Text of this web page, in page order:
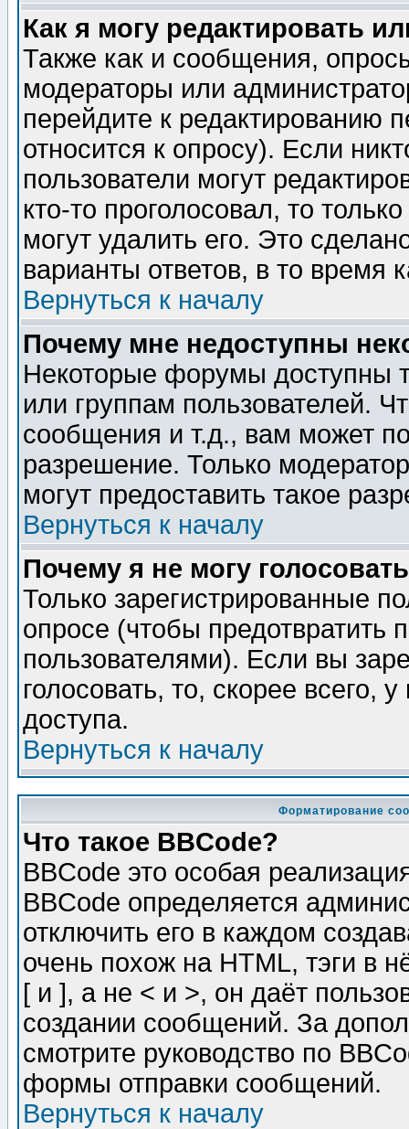
Как я могу редактировать
Также как и сообщения,
модераторы или
перейдите к редактированию
относится к опросу). Если
пользователи могут
кто-то проголосовал, то
могут удалить его. Это
варианты ответов, в то время
Вернуться к началу
Почему мне недоступны
Некоторые форумы доступны
или группам пользователей.
сообщения и т.д., вам может
разрешение. Только
могут предоставить такое
Вернуться к началу
Почему я не могу
Только зарегистрированные
опросе (чтобы предотвратить
пользователями). Если вы
голосовать, то, скорее всего,
доступа.
Вернуться к началу
Форматирование
Что такое BBCode?
BBCode это особая
BBCode определяется
отключить его в каждом
очень похож на HTML, тэги в
[ и ], а не < и >, он даёт
создании сообщений. За
смотрите руководство по
формы отправки сообщений.
Вернуться к началу